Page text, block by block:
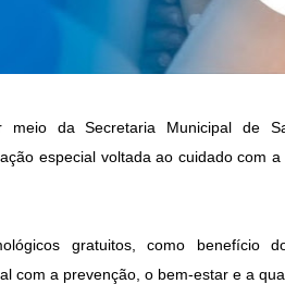
meio da Secretaria Municipal de
especial voltada ao cuidado com
gratuitos, como benefício
com a prevenção, o bem-estar e a